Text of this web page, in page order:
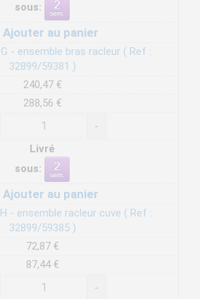
sous:
Ajouter au panier
G - ensemble bras racleur ( Ref :
32899/59381 )
240,47 €
288,56 €
-
Livré
sous:
Ajouter au panier
H - ensemble racleur cuve ( Ref :
32899/59385 )
72,87 €
87,44 €
-